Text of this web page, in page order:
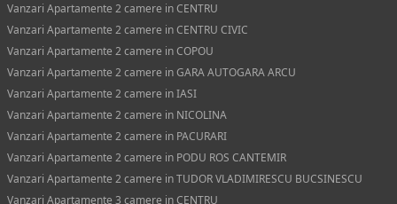
Vanzari Apartamente 2 camere in CENTRU
Vanzari Apartamente 2 camere in CENTRU CIVIC
Vanzari Apartamente 2 camere in COPOU
Vanzari Apartamente 2 camere in GARA AUTOGARA ARCU
Vanzari Apartamente 2 camere in IASI
Vanzari Apartamente 2 camere in NICOLINA
Vanzari Apartamente 2 camere in PACURARI
Vanzari Apartamente 2 camere in PODU ROS CANTEMIR
Vanzari Apartamente 2 camere in TUDOR VLADIMIRESCU BUCSINESCU
Vanzari Apartamente 3 camere in CENTRU